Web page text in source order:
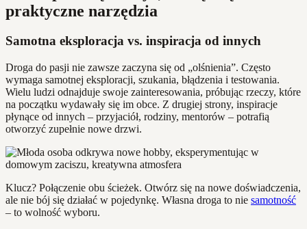
praktyczne narzędzia
Samotna eksploracja vs. inspiracja od innych
Droga do pasji nie zawsze zaczyna się od „olśnienia”. Często
wymaga samotnej eksploracji, szukania, błądzenia i testowania.
Wielu ludzi odnajduje swoje zainteresowania, próbując rzeczy, które
na początku wydawały się im obce. Z drugiej strony, inspiracje
płynące od innych – przyjaciół, rodziny, mentorów – potrafią
otworzyć zupełnie nowe drzwi.
Klucz? Połączenie obu ścieżek. Otwórz się na nowe doświadczenia,
ale nie bój się działać w pojedynkę. Własna droga to nie samotność
– to wolność wyboru.